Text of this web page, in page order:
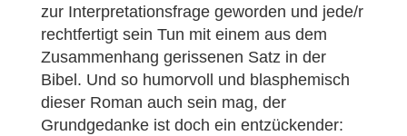
zur Interpretationsfrage geworden und jede/r
rechtfertigt sein Tun mit einem aus dem
Zusammenhang gerissenen Satz in der
Bibel. Und so humorvoll und blasphemisch
dieser Roman auch sein mag, der
Grundgedanke ist doch ein entzückender: